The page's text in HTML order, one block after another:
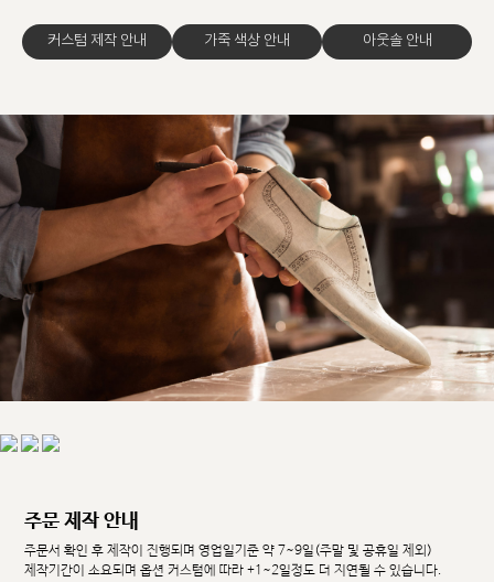
커스텀 제작 안내 가죽 색상 안내 아웃솔 안내
주문 제작 안내
주문서 확인 후 제작이 진행되며 영업일기준 약 7~9일(주말 및 공휴일 제외)
제작기간이 소요되며 옵션 커스텀에 따라 +1~2일정도 더 지연될 수 있습니다.